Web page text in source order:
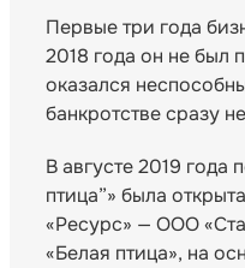
Первые три года
2018 года он не был
оказался
банкротстве сразу
В августе 2019
птица”» была
«Ресурс» — ООО
«Белая птица», на